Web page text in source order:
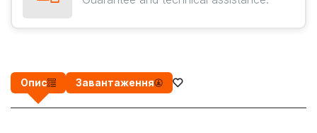
Опис Завантаження